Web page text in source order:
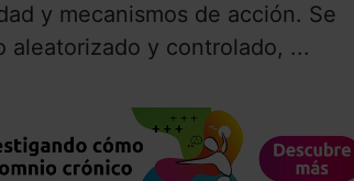
y mecanismos de acción. Se
aleatorizado y controlado, ...